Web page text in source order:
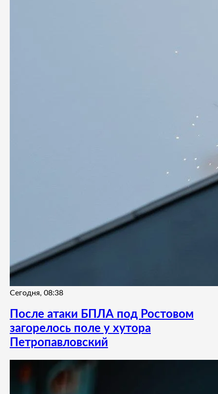
Сегодня, 08:38
После атаки БПЛА под Ростовом
загорелось поле у хутора
Петропавловский